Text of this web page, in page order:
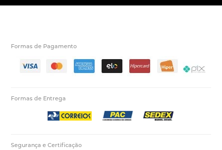
Formas de Pagamento
Formas de Entrega
Segurança e Certificação